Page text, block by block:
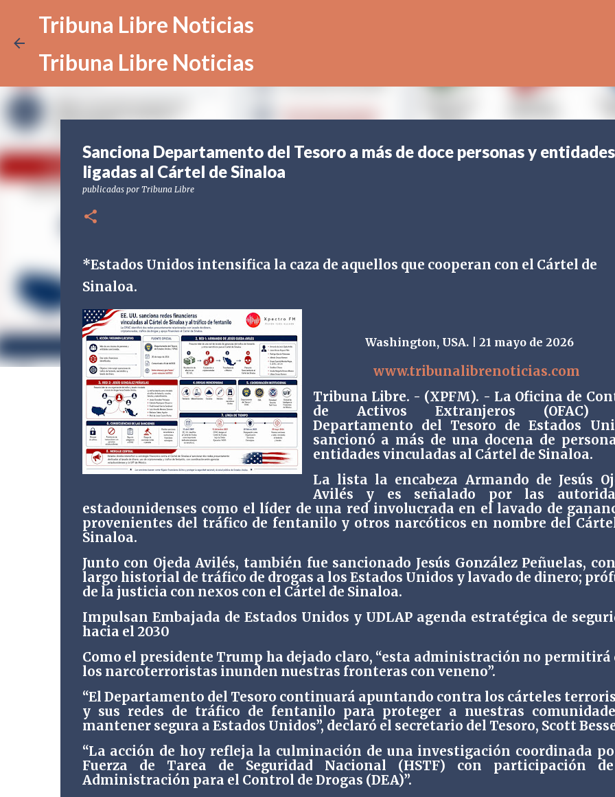
Tribuna Libre Noticias
Tribuna Libre Noticias
Sanciona Departamento del Tesoro a más de doce personas y entidades
ligadas al Cártel de Sinaloa
publicadas por Tribuna Libre
*Estados Unidos intensifica la caza de aquellos que cooperan con el Cártel de
Sinaloa.
Washington, USA. | 21 mayo de 2026
www.tribunalibrenoticias.com
Tribuna Libre. - (XPFM). - La Oficina de
de Activos Extranjeros (OFAC)
Departamento del Tesoro de Estados
sancionó a más de una docena de
entidades vinculadas al Cártel de Sinaloa.
La lista la encabeza Armando de Jesús
Avilés y es señalado por las
estadounidenses como el líder de una red involucrada en el lavado de
provenientes del tráfico de fentanilo y otros narcóticos en nombre del
Sinaloa.
Junto con Ojeda Avilés, también fue sancionado Jesús González Peñuelas,
largo historial de tráfico de drogas a los Estados Unidos y lavado de dinero;
de la justicia con nexos con el Cártel de Sinaloa.
Impulsan Embajada de Estados Unidos y UDLAP agenda estratégica de
hacia el 2030
Como el presidente Trump ha dejado claro, “esta administración no permitirá
los narcoterroristas inunden nuestras fronteras con veneno”.
“El Departamento del Tesoro continuará apuntando contra los cárteles
y sus redes de tráfico de fentanilo para proteger a nuestras
mantener segura a Estados Unidos”, declaró el secretario del Tesoro, Scott
“La acción de hoy refleja la culminación de una investigación coordinada
Fuerza de Tarea de Seguridad Nacional (HSTF) con participación
Administración para el Control de Drogas (DEA)”.